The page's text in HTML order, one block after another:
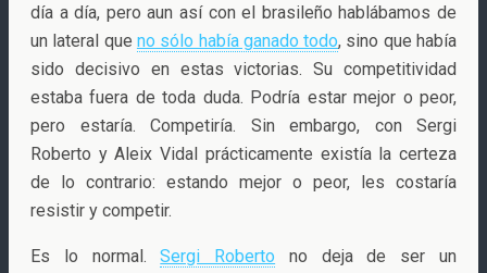
día a día, pero aun así con el brasileño hablábamos de
un lateral que no sólo había ganado todo, sino que había
sido decisivo en estas victorias. Su competitividad
estaba fuera de toda duda. Podría estar mejor o peor,
pero estaría. Competiría. Sin embargo, con Sergi
Roberto y Aleix Vidal prácticamente existía la certeza
de lo contrario: estando mejor o peor, les costaría
resistir y competir.
Es lo normal.Sergi Roberto no deja de ser un